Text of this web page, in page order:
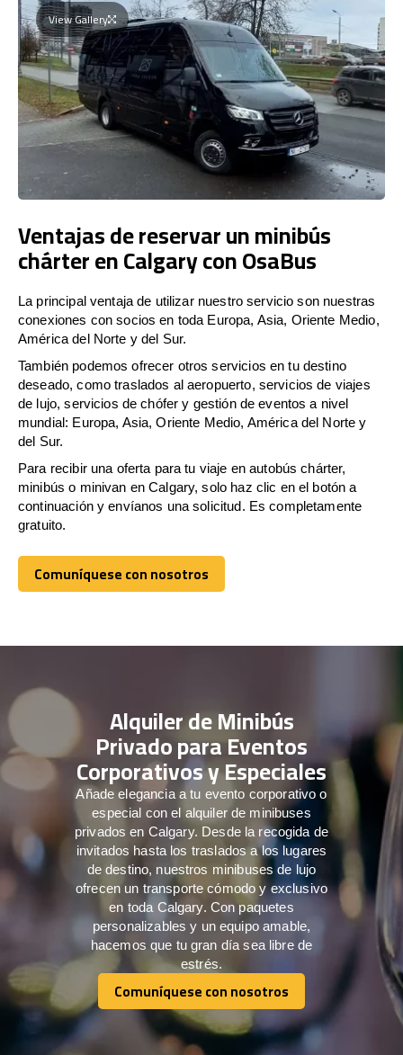
View Gallery
Ventajas de reservar un minibús
chárter en Calgary con OsaBus
La principal ventaja de utilizar nuestro servicio son nuestras
conexiones con socios en toda Europa, Asia, Oriente Medio,
América del Norte y del Sur.
También podemos ofrecer otros servicios en tu destino
deseado, como traslados al aeropuerto, servicios de viajes
de lujo, servicios de chófer y gestión de eventos a nivel
mundial: Europa, Asia, Oriente Medio, América del Norte y
del Sur.
Para recibir una oferta para tu viaje en autobús chárter,
minibús o minivan en Calgary, solo haz clic en el botón a
continuación y envíanos una solicitud. Es completamente
gratuito.
Comuníquese con nosotros
Comuníquese con nosotros
Alquiler de Minibús
Privado para Eventos
Corporativos y Especiales
Añade elegancia a tu evento corporativo o
especial con el alquiler de minibuses
privados en Calgary. Desde la recogida de
invitados hasta los traslados a los lugares
de destino, nuestros minibuses de lujo
ofrecen un transporte cómodo y exclusivo
en toda Calgary. Con paquetes
personalizables y un equipo amable,
hacemos que tu gran día sea libre de
estrés.
Comuníquese con nosotros
Comuníquese con nosotros